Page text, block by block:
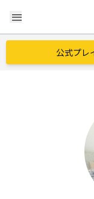
menu
公式プレ